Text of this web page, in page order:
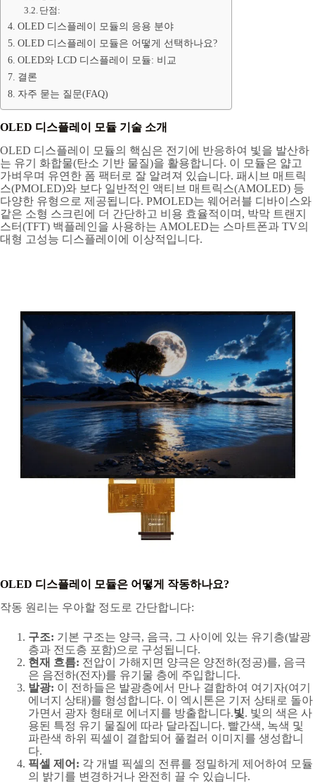
단점:
OLED 디스플레이 모듈의 응용 분야
OLED 디스플레이 모듈은 어떻게 선택하나요?
OLED와 LCD 디스플레이 모듈: 비교
결론
자주 묻는 질문(FAQ)
OLED 디스플레이 모듈 기술 소개
OLED 디스플레이 모듈의 핵심은 전기에 반응하여 빛을 발산하
는 유기 화합물(탄소 기반 물질)을 활용합니다. 이 모듈은 얇고
가벼우며 유연한 폼 팩터로 잘 알려져 있습니다. 패시브 매트릭
스(PMOLED)와 보다 일반적인 액티브 매트릭스(AMOLED) 등
다양한 유형으로 제공됩니다. PMOLED는 웨어러블 디바이스와
같은 소형 스크린에 더 간단하고 비용 효율적이며, 박막 트랜지
스터(TFT) 백플레인을 사용하는 AMOLED는 스마트폰과 TV의
대형 고성능 디스플레이에 이상적입니다.
OLED 디스플레이 모듈은 어떻게 작동하나요?
작동 원리는 우아할 정도로 간단합니다:
구조: 기본 구조는 양극, 음극, 그 사이에 있는 유기층(발광
층과 전도층 포함)으로 구성됩니다.
현재 흐름: 전압이 가해지면 양극은 양전하(정공)를, 음극
은 음전하(전자)를 유기물 층에 주입합니다.
발광: 이 전하들은 발광층에서 만나 결합하여 여기자(여기
에너지 상태)를 형성합니다. 이 엑시톤은 기저 상태로 돌아
가면서 광자 형태로 에너지를 방출합니다.빛. 빛의 색은 사
용된 특정 유기 물질에 따라 달라집니다. 빨간색, 녹색 및
파란색 하위 픽셀이 결합되어 풀컬러 이미지를 생성합니
다.
픽셀 제어: 각 개별 픽셀의 전류를 정밀하게 제어하여 모듈
의 밝기를 변경하거나 완전히 끌 수 있습니다.